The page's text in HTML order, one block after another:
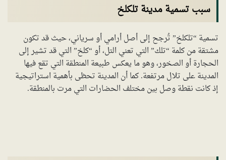
سبب تسمية مدينة تلكلخ
تسمية “تلكلخ” تُرجح إلى أصل أرامي أو سرياني، حيث قد تكون
مشتقة من كلمة “تلك” التي تعني التل، أو “كلخ” التي قد تشير إلى
الحجارة أو الصخور، وهو ما يعكس طبيعة المنطقة التي تقع فيها
المدينة على تلال مرتفعة. كما أن المدينة تحظى بأهمية استراتيجية
إذ كانت نقطة وصل بين مختلف الحضارات التي مرت بالمنطقة.